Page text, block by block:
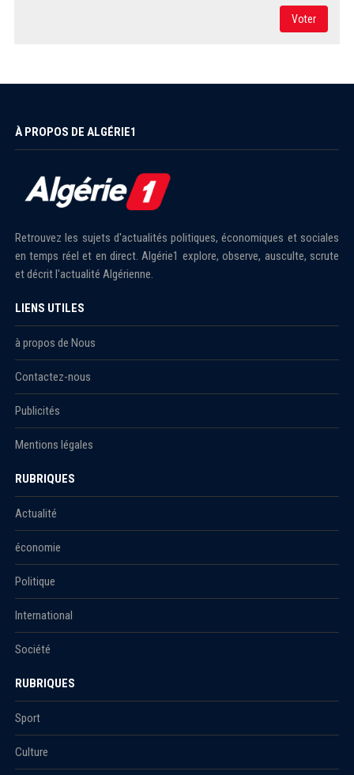
Voter
À PROPOS DE ALGÉRIE1
Retrouvez les sujets d'actualités politiques, économiques et sociales
en temps réel et en direct. Algérie1 explore, observe, ausculte, scrute
et décrit l'actualité Algérienne.
LIENS UTILES
à propos de Nous
Contactez-nous
Publicités
Mentions légales
RUBRIQUES
Actualité
économie
Politique
International
Société
RUBRIQUES
Sport
Culture